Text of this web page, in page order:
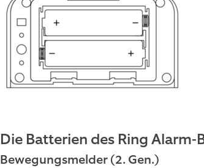
Die Batterien des Ring
Bewegungsmelder (2. Gen.)